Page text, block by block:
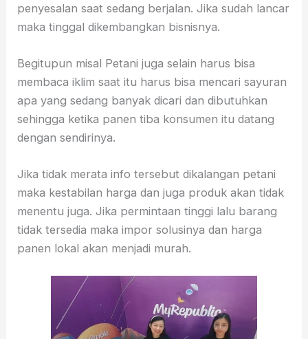
penyesalan saat sedang berjalan. Jika sudah lancar
maka tinggal dikembangkan bisnisnya.
Begitupun misal Petani juga selain harus bisa
membaca iklim saat itu harus bisa mencari sayuran
apa yang sedang banyak dicari dan dibutuhkan
sehingga ketika panen tiba konsumen itu datang
dengan sendirinya.
Jika tidak merata info tersebut dikalangan petani
maka kestabilan harga dan juga produk akan tidak
menentu juga. Jika permintaan tinggi lalu barang
tidak tersedia maka impor solusinya dan harga
panen lokal akan menjadi murah.